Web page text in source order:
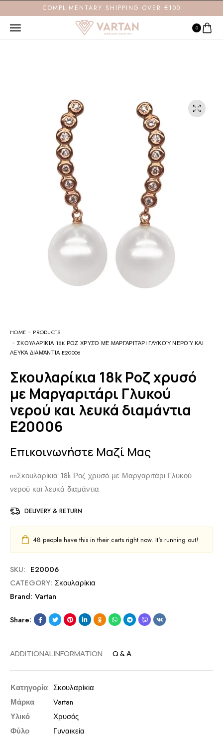
COMPLIMENTARY SHIPPING OVER €100
0
HOME
PRODUCTS
ΣΚΟΥΛΑΡΊΚΙΑ 18K ΡΟΖ ΧΡΥΣΌ ΜΕ ΜΑΡΓΑΡΙΤΆΡΙ ΓΛΥΚΟΎ ΝΕΡΟΎ ΚΑΙ
ΛΕΥΚΆ ΔΙΑΜΆΝΤΙΑ E20006
Σκουλαρίκια 18k Ροζ χρυσό
με Μαργαριτάρι Γλυκού
νερού και λευκά διαμάντια
E20006
Επικοινωνήστε Μαζί Μας
nnΣκουλαρίκια 18k Ροζ χρυσό με Μαργαριτάρι Γλυκού
νερού και λευκά διαμάντια
DELIVERY & RETURN
48 people have this in their carts right now. It's running out!
SKU: E20006
CATEGORY: Σκουλαρίκια
Brand: Vartan
Share:
ADDITIONAL INFORMATION Q & A
Κατηγορία Σκουλαρίκια
Μάρκα
Vartan
Υλικό
Χρυσός
Φύλο
Γυναικεία